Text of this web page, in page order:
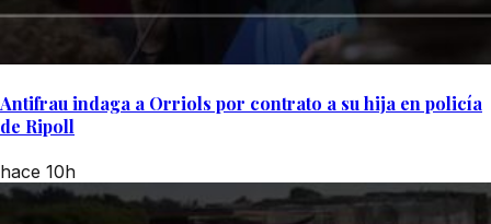
Antifrau indaga a Orriols por contrato a su hija en policía
de Ripoll
hace 10h